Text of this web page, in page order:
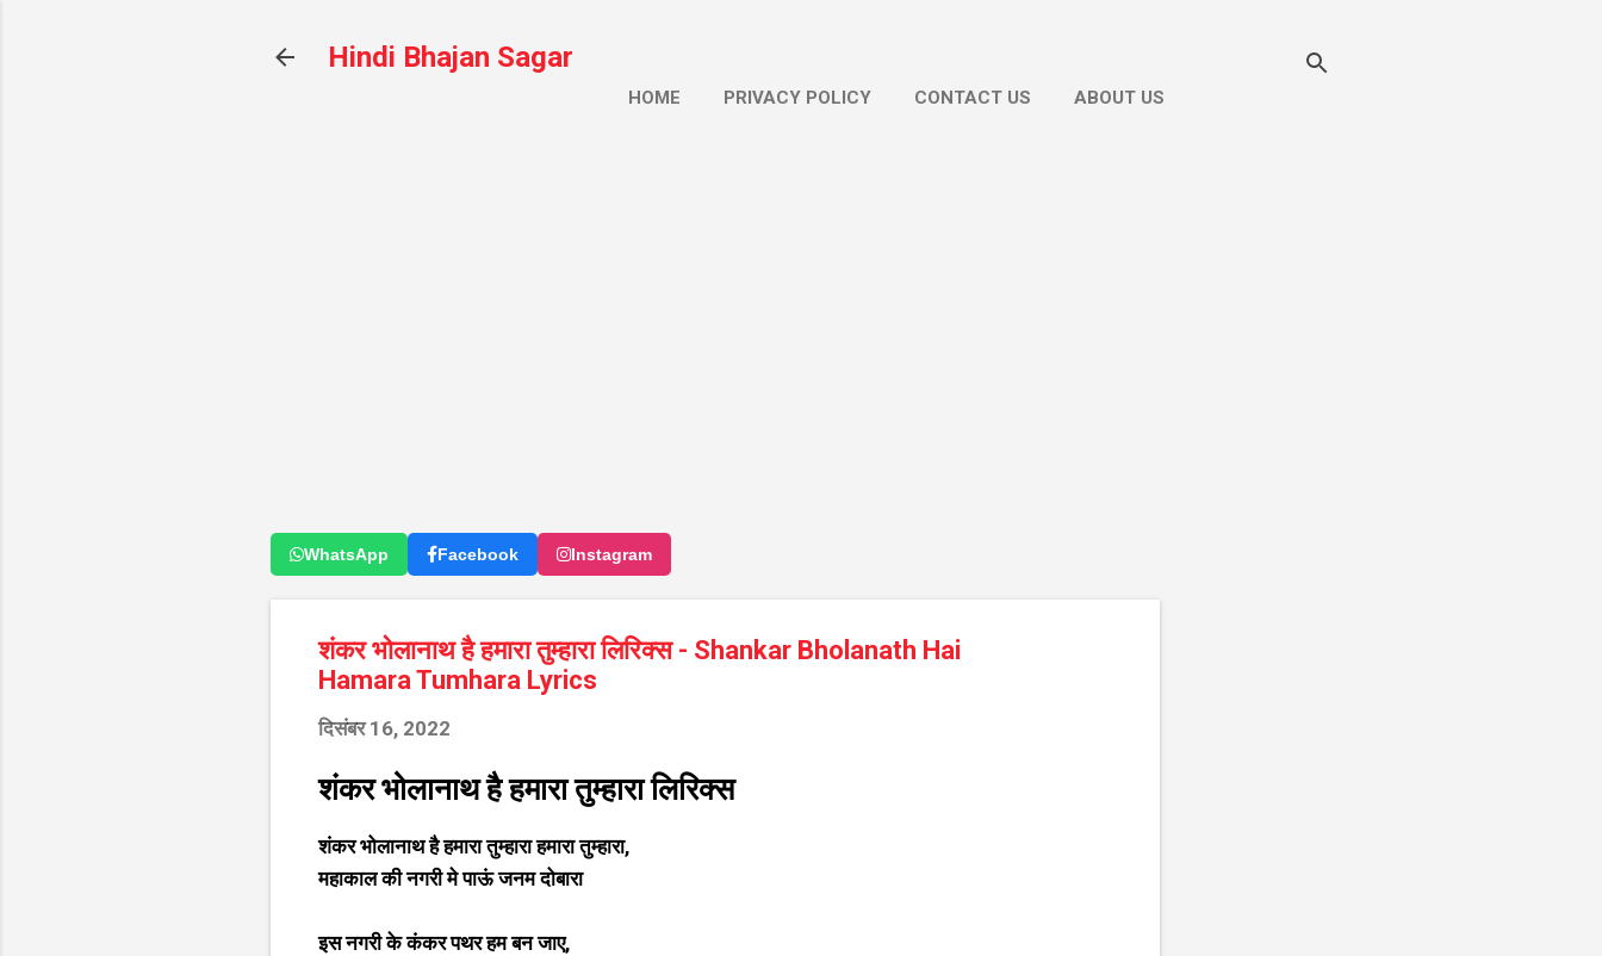
Hindi Bhajan Sagar
HOME PRIVACY POLICY CONTACT US ABOUT US
WhatsApp Facebook Instagram
शंकर भोलानाथ है हमारा तुम्हारा लिरिक्स - Shankar Bholanath Hai
Hamara Tumhara Lyrics
दिसंबर 16, 2022
शंकर भोलानाथ है हमारा तुम्हारा लिरिक्स
शंकर भोलानाथ है हमारा तुम्हारा हमारा तुम्हारा,
महाकाल की नगरी मे पाऊं जनम दोबारा
इस नगरी के कंकर पथर हम बन जाए,